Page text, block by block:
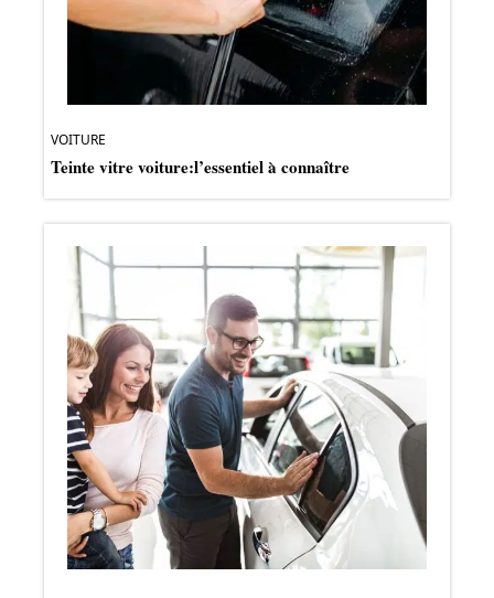
VOITURE
Teinte vitre voiture:l’essentiel à connaître